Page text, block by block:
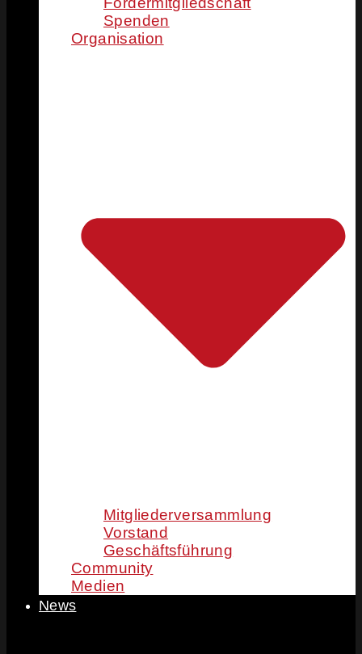
Spenden
Organisation
Mitgliederversammlung
Vorstand
Geschäftsführung
Community
Medien
News